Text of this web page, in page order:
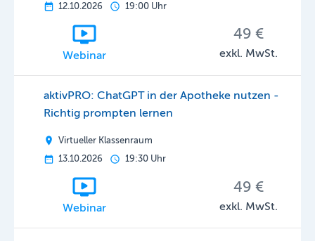
12.10.2026
19:00 Uhr
Webinar
49 €
exkl. MwSt.
aktivPRO: ChatGPT in der Apotheke nutzen -
Richtig prompten lernen
Virtueller Klassenraum
13.10.2026
19:30 Uhr
Webinar
49 €
exkl. MwSt.